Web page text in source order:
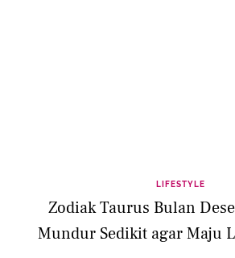
LIFESTYLE
Zodiak Taurus Bulan
Mundur Sedikit agar Maju